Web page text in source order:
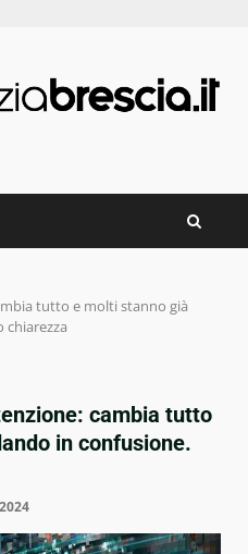
tutto e molti stanno già
chiarezza
cambia tutto
in confusione.